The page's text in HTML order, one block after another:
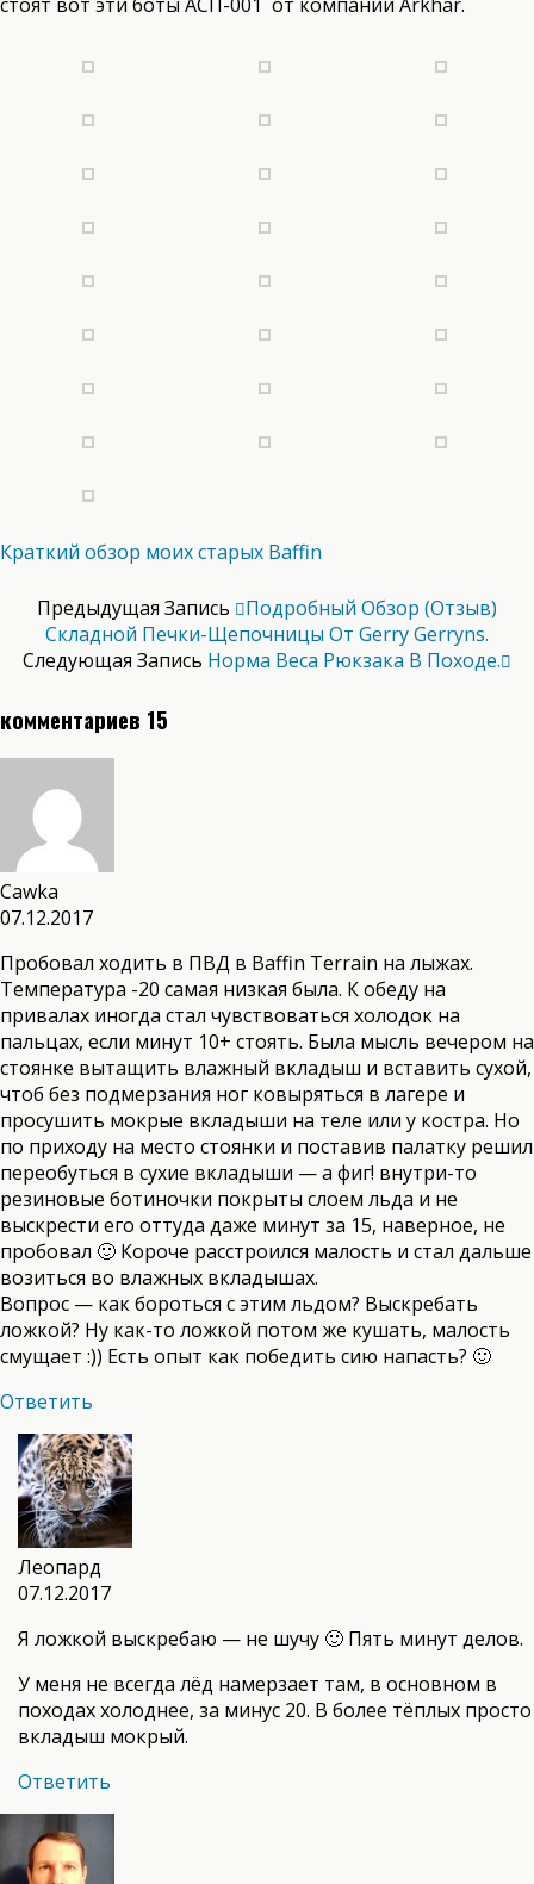
Краткий обзор моих старых Baffin
Предыдущая Запись
Подробный Обзор (отзыв)
Складной Печки-Щепочницы От Gerry Gerryns.
Следующая Запись Норма Веса Рюкзака В Походе.
комментариев 15
Cawka
07.12.2017
Пробовал ходить в ПВД в Baffin Terrain на лыжах.
Температура -20 самая низкая была. К обеду на
привалах иногда стал чувствоваться холодок на
пальцах, если минут 10+ стоять. Была мысль вечером на
стоянке вытащить влажный вкладыш и вставить сухой,
чтоб без подмерзания ног ковыряться в лагере и
просушить мокрые вкладыши на теле или у костра. Но
по приходу на место стоянки и поставив палатку решил
переобуться в сухие вкладыши — а фиг! внутри-то
резиновые ботиночки покрыты слоем льда и не
выскрести его оттуда даже минут за 15, наверное, не
пробовал 🙂 Короче расстроился малость и стал дальше
возиться во влажных вкладышах.
Вопрос — как бороться с этим льдом? Выскребать
ложкой? Ну как-то ложкой потом же кушать, малость
смущает :)) Есть опыт как победить сию напасть? 🙂
Ответить
Леопард
07.12.2017
Я ложкой выскребаю — не шучу 🙂 Пять минут делов.
У меня не всегда лёд намерзает там, в основном в
походах холоднее, за минус 20. В более тёплых просто
вкладыш мокрый.
Ответить